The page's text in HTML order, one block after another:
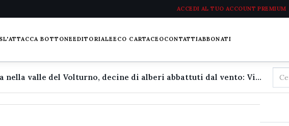
ACCEDI AL TUO ACCOUNT PREMIUM
L'ATTACCA BOTTONEEDITORIALEECO CARTACEOCONTATTIABBONATI
Tromba d'aria nella valle del Volturno, decine di alberi abbattuti dal vento: Vigili del fuoco ripristinano lo stato dei luoghi
Cerca
nel